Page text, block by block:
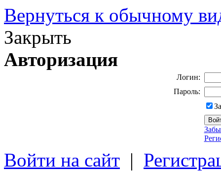
Вернуться к обычному
Закрыть
Авторизация
Логин:
Пароль:
Войти на сайт |